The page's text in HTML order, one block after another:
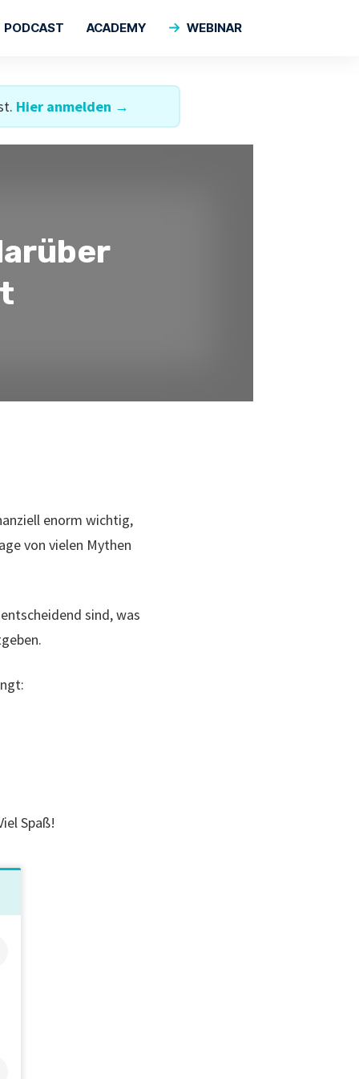
PODCAST ACADEMY WEBINAR
Hier anmelden →
enorm wichtig,
von vielen Mythen
sind, was
Spaß!